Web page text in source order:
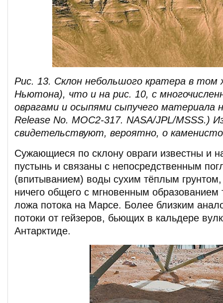
Рис. 13. Склон небольшого кратера в том
Ньютона), что и на рис. 10, с
оврагами и осыпями сыпучего материала
Release No. MOC2-317. NASA/JPL/MSSS.)
cвидетельствуют, вероятно, о
Сужающиеся по склону овраги известны и
пустынь и связаны с непосредственным
(впитыванием) воды сухим тёплым грунтом,
ничего общего с мгновенным образованием
ложа потока на Марсе. Более близким
потоки от гейзеров, бьющих в кальдере
Антарктиде.